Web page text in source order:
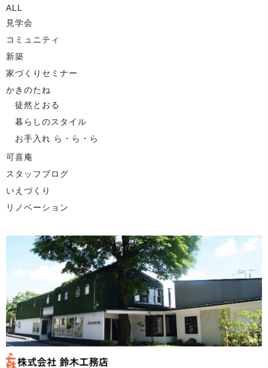
ALL
見学会
コミュニティ
新築
家づくりセミナー
かきのたね
徒然とおる
暮らしのスタイル
お手入れ ら・ら・ら
可喜庵
スタッフブログ
いえづくり
リノベーション